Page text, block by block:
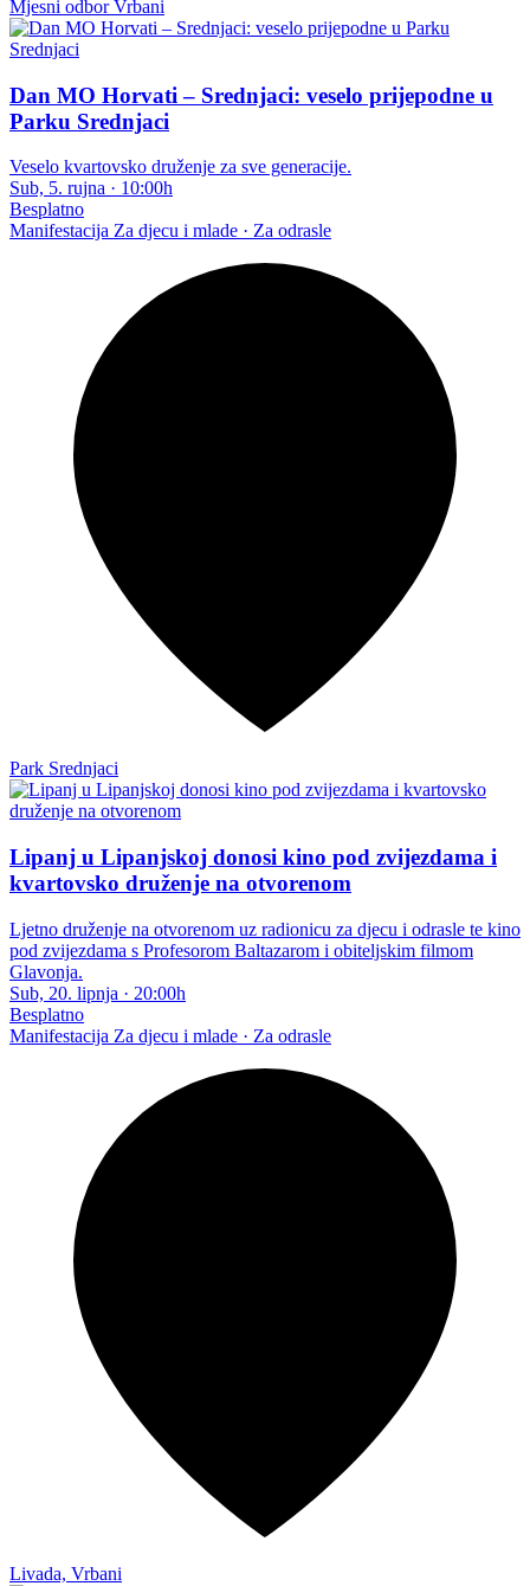
Mjesni odbor Vrbani
Dan MO Horvati – Srednjaci: veselo prijepodne u
Parku Srednjaci
Veselo kvartovsko druženje za sve generacije.
Sub, 5. rujna · 10:00h
Besplatno
Manifestacija Za djecu i mlade · Za odrasle
Park Srednjaci
Lipanj u Lipanjskoj donosi kino pod zvijezdama i
kvartovsko druženje na otvorenom
Ljetno druženje na otvorenom uz radionicu za djecu i odrasle te kino
pod zvijezdama s Profesorom Baltazarom i obiteljskim filmom
Glavonja.
Sub, 20. lipnja · 20:00h
Besplatno
Manifestacija Za djecu i mlade · Za odrasle
Livada, Vrbani